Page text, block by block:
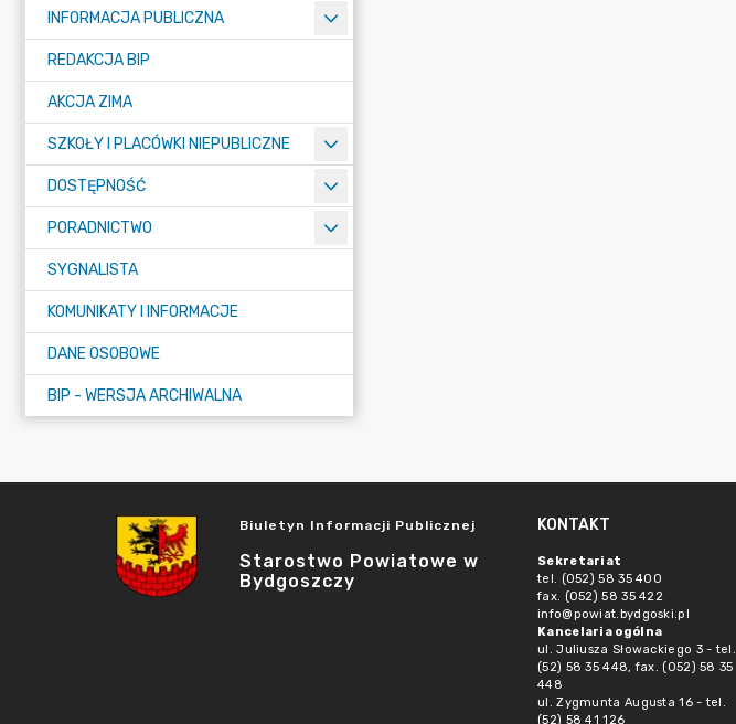
INFORMACJA PUBLICZNA
REDAKCJA BIP
AKCJA ZIMA
SZKOŁY I PLACÓWKI NIEPUBLICZNE
DOSTĘPNOŚĆ
PORADNICTWO
SYGNALISTA
KOMUNIKATY I INFORMACJE
DANE OSOBOWE
BIP - WERSJA ARCHIWALNA
Biuletyn Informacji Publicznej
Starostwo Powiatowe w
Bydgoszczy
KONTAKT
Sekretariat
tel. (052) 58 35 400
fax. (052) 58 35 422
info@powiat.bydgoski.pl
Kancelaria ogólna
ul. Juliusza Słowackiego 3 - tel.
(52) 58 35 448, fax. (052) 58 35
448
ul. Zygmunta Augusta 16 - tel.
(52) 58 41 126